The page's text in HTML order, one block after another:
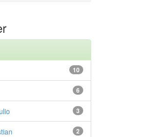
10
6
3
2